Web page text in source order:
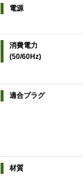
電源
消費電力
(50/60Hz)
適合プラグ
材質